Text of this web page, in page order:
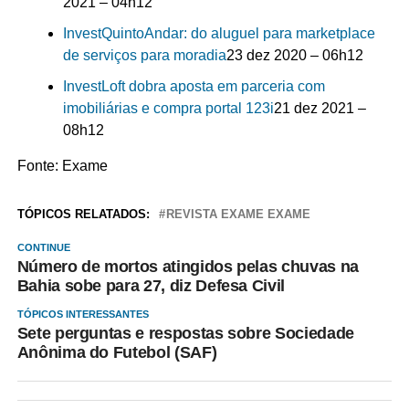
InvestQuintoAndar: do aluguel para marketplace
de serviços para moradia23 dez 2020 – 06h12
InvestLoft dobra aposta em parceria com
imobiliárias e compra portal 123i21 dez 2021 –
08h12
Fonte: Exame
TÓPICOS RELATADOS: REVISTA EXAME EXAME
CONTINUE
Número de mortos atingidos pelas chuvas na
Bahia sobe para 27, diz Defesa Civil
TÓPICOS INTERESSANTES
Sete perguntas e respostas sobre Sociedade
Anônima do Futebol (SAF)